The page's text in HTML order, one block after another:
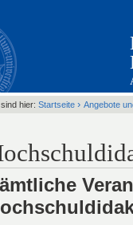
hier: Startseite › Angebote